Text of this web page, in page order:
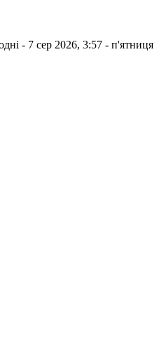
- 7 сер 2026, 3:57 - п'ятниця